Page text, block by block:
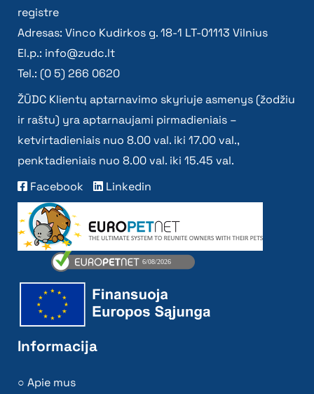
registre
Adresas: Vinco Kudirkos g. 18-1 LT-01113 Vilnius
El.p.: info@zudc.lt
Tel.: (0 5) 266 0620
ŽŪDC Klientų aptarnavimo skyriuje asmenys (žodžiu
ir raštu) yra aptarnaujami pirmadieniais –
ketvirtadieniais nuo 8.00 val. iki 17.00 val.,
penktadieniais nuo 8.00 val. iki 15.45 val.
Facebook
Linkedin
Informacija
Apie mus